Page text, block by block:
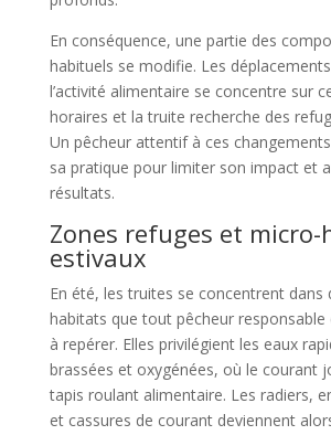
En conséquence, une partie des
habituels se modifie. Les
l’activité alimentaire se concentre sur
horaires et la truite recherche des
Un pêcheur attentif à ces
sa pratique pour limiter son impact et
résultats.
Zones refuges et
estivaux
En été, les truites se concentrent dans
habitats que tout pêcheur responsable
à repérer. Elles privilégient les eaux
brassées et oxygénées, où le courant
tapis roulant alimentaire. Les radiers,
et cassures de courant deviennent